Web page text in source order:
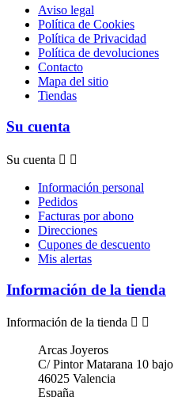
Aviso legal
Política de Cookies
Política de Privacidad
Política de devoluciones
Contacto
Mapa del sitio
Tiendas
Su cuenta
Su cuenta  
Información personal
Pedidos
Facturas por abono
Direcciones
Cupones de descuento
Mis alertas
Información de la tienda
Información de la tienda  
Arcas Joyeros
C/ Pintor Matarana 10 bajo
46025 Valencia
España